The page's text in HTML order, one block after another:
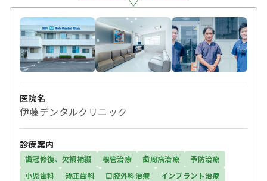
医院名
伊藤デンタルクリニック
診療案内
歯冠修復、欠損補綴 根管治療 歯周病治療
予防治療
小児歯科
矯正歯科 口腔外科治療
インプラント治療